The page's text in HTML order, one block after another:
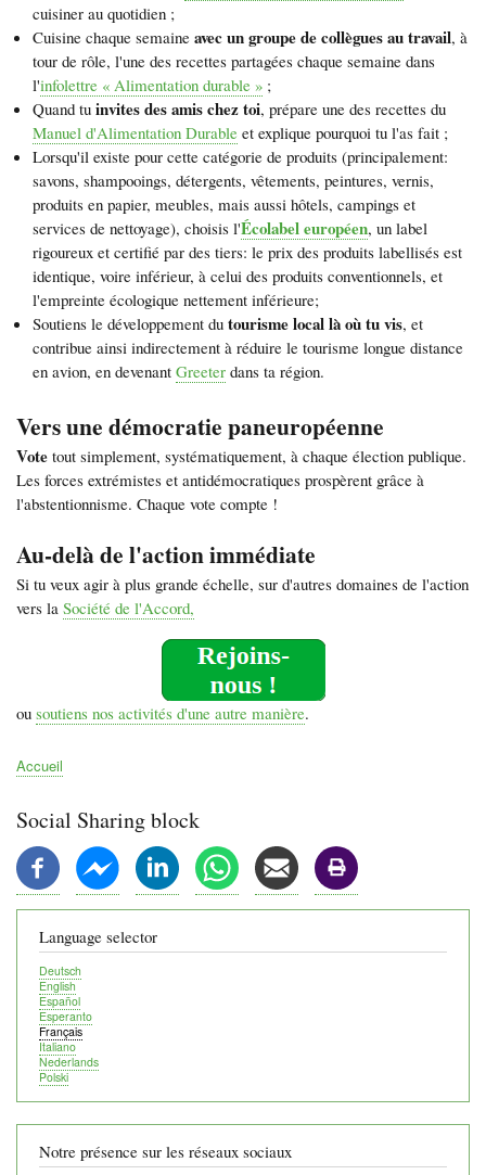
cuisiner au quotidien ;
Cuisine chaque semaine avec un groupe de collègues au travail, à
tour de rôle, l'une des recettes partagées chaque semaine dans
l'infolettre « Alimentation durable » ;
Quand tu invites des amis chez toi, prépare une des recettes du
Manuel d'Alimentation Durable et explique pourquoi tu l'as fait ;
Lorsqu'il existe pour cette catégorie de produits (principalement:
savons, shampooings, détergents, vêtements, peintures, vernis,
produits en papier, meubles, mais aussi hôtels, campings et
services de nettoyage), choisis l'Écolabel européen, un label
rigoureux et certifié par des tiers: le prix des produits labellisés est
identique, voire inférieur, à celui des produits conventionnels, et
l'empreinte écologique nettement inférieure;
Soutiens le développement du tourisme local là où tu vis, et
contribue ainsi indirectement à réduire le tourisme longue distance
en avion, en devenant Greeter dans ta région.
Vers une démocratie paneuropéenne
Vote tout simplement, systématiquement, à chaque élection publique.
Les forces extrémistes et antidémocratiques prospèrent grâce à
l'abstentionnisme. Chaque vote compte !
Au-delà de l'action immédiate
Si tu veux agir à plus grande échelle, sur d'autres domaines de l'action
vers la Société de l'Accord,
ou soutiens nos activités d'une autre manière.
d'Ariane
Accueil
Social Sharing block
Language selector
Deutsch
English
Español
Esperanto
Français
Italiano
Nederlands
Polski
Notre présence sur les réseaux sociaux